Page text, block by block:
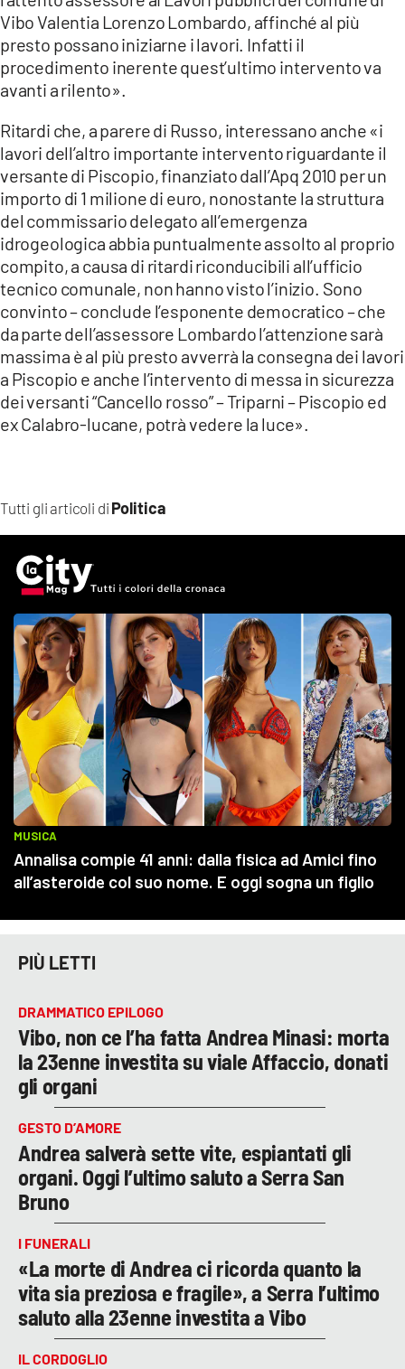
Tutti gli articoli di Politica
Vibo Valentia Lorenzo Lombardo, affinché al più
presto possano iniziarne i lavori. Infatti il
procedimento inerente quest’ultimo intervento va
avanti a rilento».
Ritardi che, a parere di Russo, interessano anche «i
lavori dell’altro importante intervento riguardante il
versante di Piscopio, finanziato dall’Apq 2010 per un
importo di 1 milione di euro, nonostante la struttura
del commissario delegato all’emergenza
idrogeologica abbia puntualmente assolto al proprio
compito, a causa di ritardi riconducibili all’ufficio
tecnico comunale, non hanno visto l’inizio. Sono
convinto – conclude l’esponente democratico – che
da parte dell’assessore Lombardo l’attenzione sarà
massima è al più presto avverrà la consegna dei lavori
a Piscopio e anche l’intervento di messa in sicurezza
dei versanti “Cancello rosso” – Triparni – Piscopio ed
ex Calabro-lucane, potrà vedere la luce».
PIÙ LETTI
DRAMMATICO EPILOGO
Vibo, non ce l’ha fatta Andrea Minasi: morta
la 23enne investita su viale Affaccio, donati
gli organi
GESTO D’AMORE
Andrea salverà sette vite, espiantati gli
organi. Oggi l’ultimo saluto a Serra San
Bruno
I FUNERALI
«La morte di Andrea ci ricorda quanto la
vita sia preziosa e fragile», a Serra l’ultimo
saluto alla 23enne investita a Vibo
IL CORDOGLIO